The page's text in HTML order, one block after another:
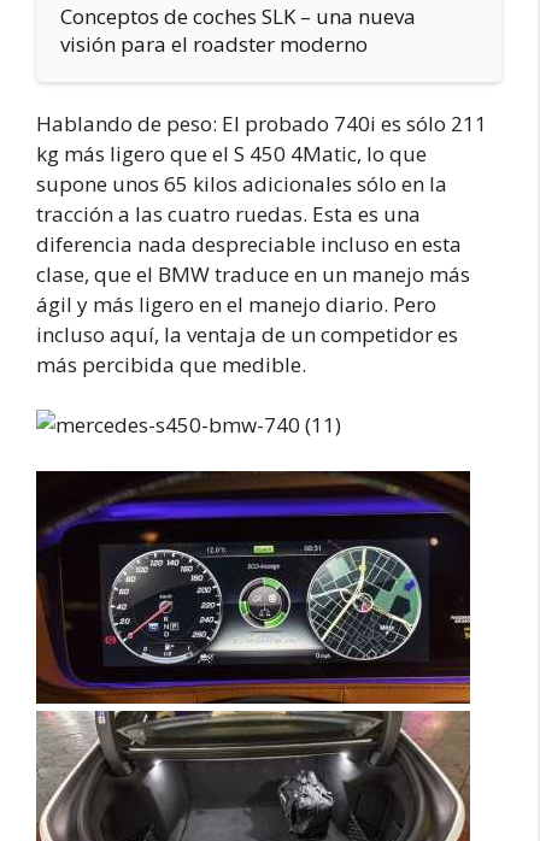
Conceptos de coches SLK – una nueva
visión para el roadster moderno
Hablando de peso: El probado 740i es sólo 211
kg más ligero que el S 450 4Matic, lo que
supone unos 65 kilos adicionales sólo en la
tracción a las cuatro ruedas. Esta es una
diferencia nada despreciable incluso en esta
clase, que el BMW traduce en un manejo más
ágil y más ligero en el manejo diario. Pero
incluso aquí, la ventaja de un competidor es
más percibida que medible.